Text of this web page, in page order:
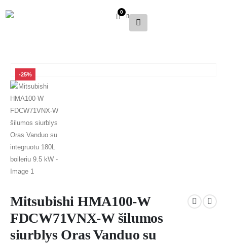
0
-25%
Mitsubishi HMA100-W
FDCW71VNX-W šilumos
siurblys Oras Vanduo su